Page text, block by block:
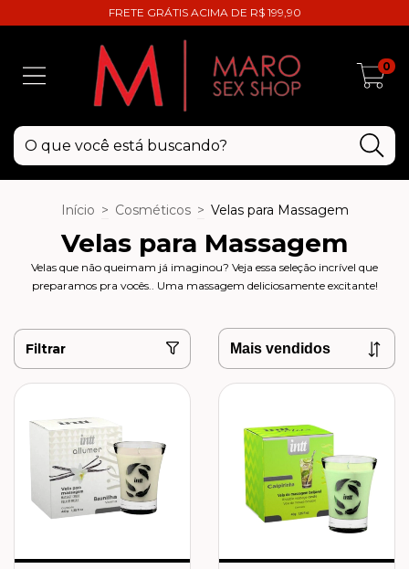
FRETE GRÁTIS ACIMA DE R$ 199,90
0
Início > Cosméticos > Velas para Massagem
Velas para Massagem
Velas que não queimam já imaginou? Veja essa seleção incrível que
preparamos pra vocês.. Uma massagem deliciosamente excitante!
Filtrar